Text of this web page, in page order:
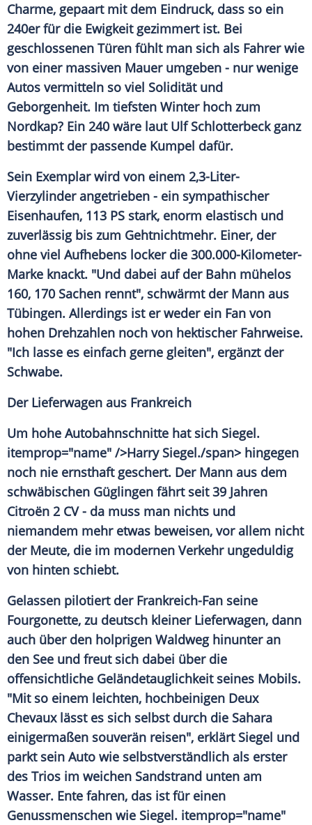
Charme, gepaart mit dem Eindruck, dass so ein
240er für die Ewigkeit gezimmert ist. Bei
geschlossenen Türen fühlt man sich als Fahrer wie
von einer massiven Mauer umgeben - nur wenige
Autos vermitteln so viel Solidität und
Geborgenheit. Im tiefsten Winter hoch zum
Nordkap? Ein 240 wäre laut Ulf Schlotterbeckganz
bestimmt der passende Kumpel dafür.
Sein Exemplar wird von einem 2,3-Liter-
Vierzylinder angetrieben - ein sympathischer
Eisenhaufen, 113 PS stark, enorm elastisch und
zuverlässig bis zum Gehtnichtmehr. Einer, der
ohne viel Aufhebens locker die 300.000-Kilometer-
Marke knackt. "Und dabei auf der Bahn mühelos
160, 170 Sachen rennt", schwärmt der Mann aus
Tübingen. Allerdings ist er weder ein Fan von
hohen Drehzahlen noch von hektischer Fahrweise.
"Ich lasse es einfach gerne gleiten", ergänzt der
Schwabe.
Der Lieferwagen aus Frankreich
Um hohe Autobahnschnitte hat sich Siegel.
itemprop="name" />Harry Siegel./span> hingegen
noch nie ernsthaft geschert. Der Mann aus dem
schwäbischen Güglingen fährt seit 39 Jahren
Citroën 2 CV - da muss man nichts und
niemandem mehr etwas beweisen, vor allem nicht
der Meute, die im modernen Verkehr ungeduldig
von hinten schiebt.
Gelassen pilotiert der Frankreich-Fan seine
Fourgonette, zu deutsch kleiner Lieferwagen, dann
auch über den holprigen Waldweg hinunter an
den See und freut sich dabei über die
offensichtliche Geländetauglichkeitseines Mobils.
"Mit so einem leichten, hochbeinigen Deux
Chevaux lässt es sich selbst durch die Sahara
einigermaßen souverän reisen", erklärt Siegel und
parkt sein Auto wie selbstverständlich als erster
des Trios im weichen Sandstrand unten am
Wasser. Ente fahren, das ist für einen
Genussmenschen wie Siegel. itemprop="name"